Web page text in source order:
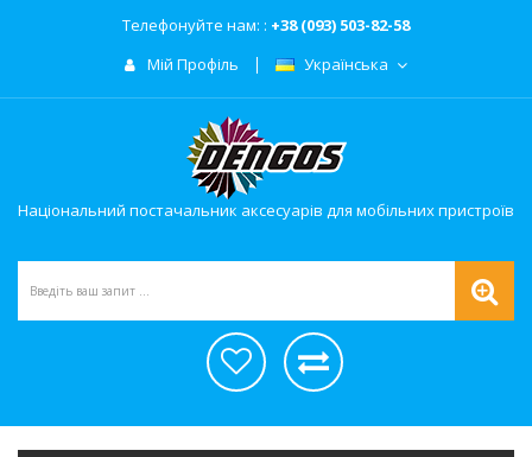
Телефонуйте нам: : +38 (093) 503-82-58
Мій Профіль
Українська
Національний постачальник аксесуарів для мобільних пристроїв